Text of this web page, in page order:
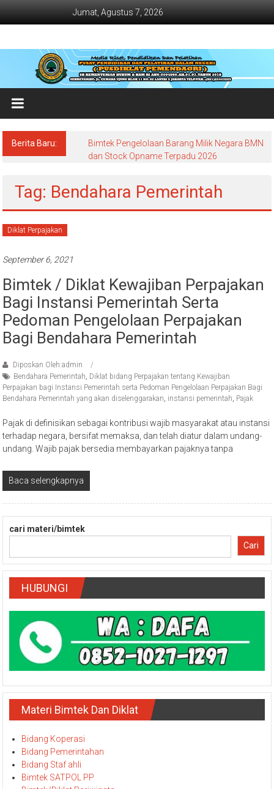
Jumat, Agustus 7, 2026
Jadwal
Bimtek
dan
Diklat
Terbaru
Dan
Berita Baru:
Bimtek Pengelolaan Barang Milik Negara BMN
dan Stock Opname Terpadu 2026
Tag: Bendahara Pemerintah
Diklat Perpajakan
September 6, 2021
Bimtek / Diklat Kewajiban Perpajakan
Bagi Instansi Pemerintah Serta
Pedoman Pengelolaan Perpajakan
Bagi Bendahara Pemerintah
Diposkan Oleh:admin
Bendahara Pemerintah, Diklat bidang Perpajakan tentang Kewajiban
Perpajakan bagi Instansi Pemerintah serta Pedoman Pengelolaan Perpajakan Bagi
Bendahara Pemerintah yang akan diselenggarakan, instansi pemerintah, Pajak
Pajak di definisikan sebagai kontribusi wajib masyarakat atau instansi
terhadap negara, bersifat memaksa, dan telah diatur dalam undang-
undang. Wajib pajak bersedia membayarkan pajaknya tanpa
Baca selengkapnya
cari materi/bimtek
Cari
HUBUNGI
Materi Bimtek Dan Diklat
Bidang Koperasi
Bidang Pemerintahan
Bidang Staf ahli
Bimtek SATPOL PP